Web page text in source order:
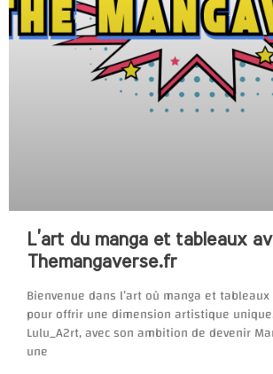
L’art du manga et tableaux
Themangaverse.fr
Bienvenue dans l’art où manga et
pour offrir une dimension artistique
Lulu_A2rt, avec son ambition de devenir
une